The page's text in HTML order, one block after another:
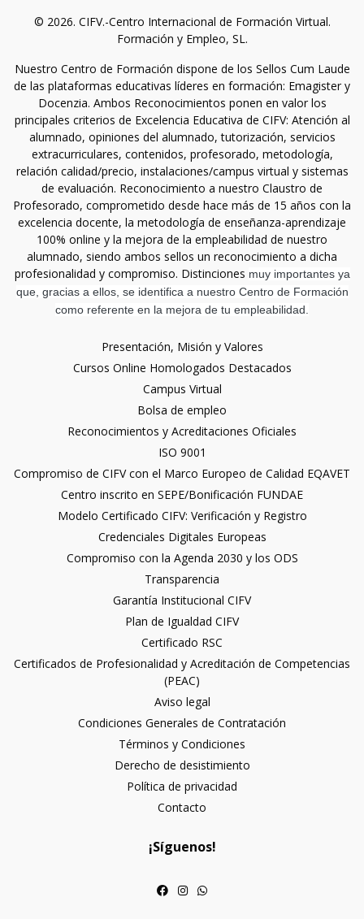
© 2026. CIFV.-Centro Internacional de Formación Virtual.
Formación y Empleo, SL.
Nuestro Centro de Formación dispone de los Sellos Cum Laude
de las plataformas educativas líderes en formación: Emagister y
Docenzia. Ambos Reconocimientos ponen en valor los
principales criterios de Excelencia Educativa de CIFV: Atención al
alumnado, opiniones del alumnado, tutorización, servicios
extracurriculares, contenidos, profesorado, metodología,
relación calidad/precio, instalaciones/campus virtual y sistemas
de evaluación. Reconocimiento a nuestro Claustro de
Profesorado, comprometido desde hace más de 15 años con la
excelencia docente, la metodología de enseñanza-aprendizaje
100% online y la mejora de la empleabilidad de nuestro
alumnado, siendo ambos sellos un reconocimiento a dicha
profesionalidad y compromiso. Distinciones muy importantes ya
que, gracias a ellos, se identifica a nuestro Centro de Formación
como referente en la mejora de tu empleabilidad.
Presentación, Misión y Valores
Cursos Online Homologados Destacados
Campus Virtual
Bolsa de empleo
Reconocimientos y Acreditaciones Oficiales
ISO 9001
Compromiso de CIFV con el Marco Europeo de Calidad EQAVET
Centro inscrito en SEPE/Bonificación FUNDAE
Modelo Certificado CIFV: Verificación y Registro
Credenciales Digitales Europeas
Compromiso con la Agenda 2030 y los ODS
Transparencia
Garantía Institucional CIFV
Plan de Igualdad CIFV
Certificado RSC
Certificados de Profesionalidad y Acreditación de Competencias
(PEAC)
Aviso legal
Condiciones Generales de Contratación
Términos y Condiciones
Derecho de desistimiento
Política de privacidad
Contacto
¡Síguenos!